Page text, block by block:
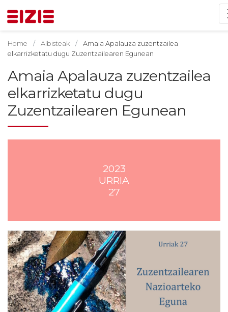
Home Albisteak
Amaia Apalauza zuzentzailea
elkarrizketatu dugu Zuzentzailearen Egunean
Amaia Apalauza zuzentzailea
elkarrizketatu dugu
Zuzentzailearen Egunean
2023
URRIA
27